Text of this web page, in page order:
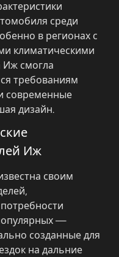
среди
в регионах с
климатическими
Иж смогла
требованиям
современные
дизайн.
Иж
своим
—
созданные для
на дальние